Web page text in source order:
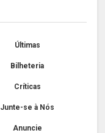
Últimas
Bilheteria
Críticas
Junte-se à Nós
Anuncie